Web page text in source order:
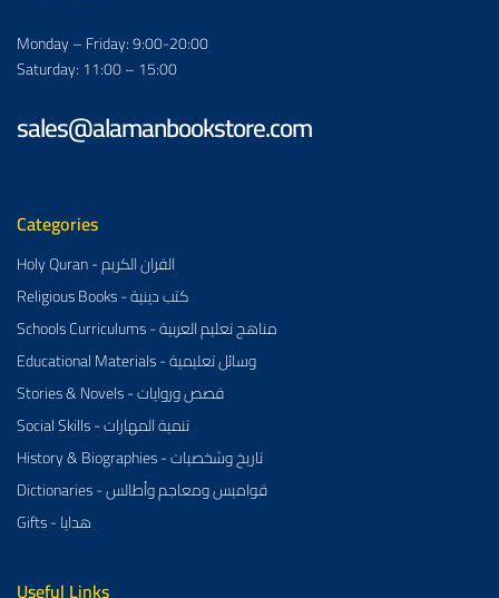
Monday – Friday: 9:00-20:00
Saturday: 11:00 – 15:00
sales@alamanbookstore.com
Categories
Holy Quran - القران الكريم
Religious Books - كتب دينية
Schools Curriculums - مناهج تعليم العربية
Educational Materials - وسائل تعليمية
Stories & Novels - قصص وروايات
Social Skills - تنمية المهارات
History & Biographies - تاريخ وشخصيات
Dictionaries - قواميس ومعاجم وأطالس
Gifts - هدايا